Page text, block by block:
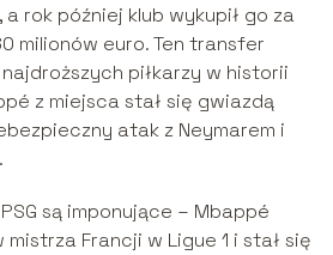
a rok później klub wykupił go za
milionów euro. Ten transfer
piłkarzy w historii
z miejsca stał się gwiazdą
atak z Neymarem i
są imponujące – Mbappé
Francji w Ligue 1 i stał się